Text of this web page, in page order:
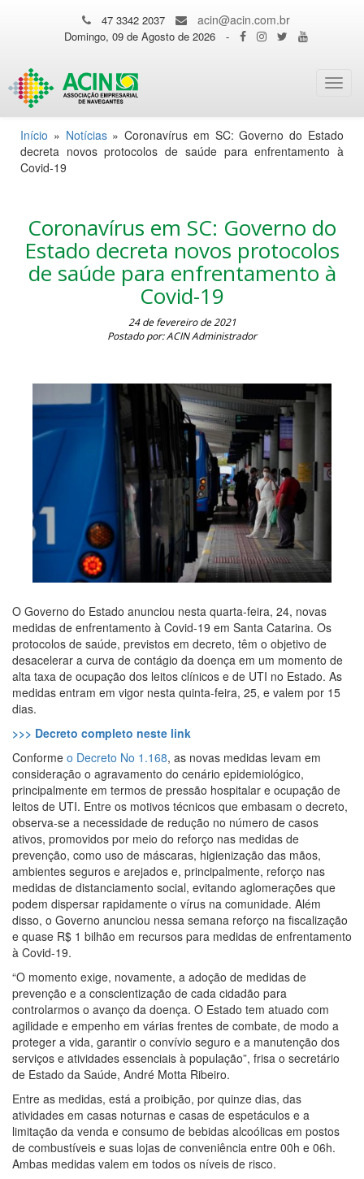
47 3342 2037 acin@acin.com.br
Domingo, 09 de Agosto de 2026 -
Início » Notícias»Coronavírus em SC: Governo do Estado
decreta novos protocolos de saúde para enfrentamento à
Covid-19
Coronavírus em SC: Governo do
Estado decreta novos protocolos
de saúde para enfrentamento à
Covid-19
24 de fevereiro de 2021
Postado por: ACIN Administrador
O Governo do Estado anunciou nesta quarta-feira, 24, novas
medidas de enfrentamento à Covid-19 em Santa Catarina. Os
protocolos de saúde, previstos em decreto, têm o objetivo de
desacelerar a curva de contágio da doença em um momento de
alta taxa de ocupação dos leitos clínicos e de UTI no Estado. As
medidas entram em vigor nesta quinta-feira, 25, e valem por 15
dias.
>>> Decreto completo neste link
Conforme o Decreto No 1.168, as novas medidas levam em
consideração o agravamento do cenário epidemiológico,
principalmente em termos de pressão hospitalar e ocupação de
leitos de UTI. Entre os motivos técnicos que embasam o decreto,
observa-se a necessidade de redução no número de casos
ativos, promovidos por meio do reforço nas medidas de
prevenção, como uso de máscaras, higienização das mãos,
ambientes seguros e arejados e, principalmente, reforço nas
medidas de distanciamento social, evitando aglomerações que
podem dispersar rapidamente o vírus na comunidade. Além
disso, o Governo anunciou nessa semana reforço na fiscalização
e quase R$ 1 bilhão em recursos para medidas de enfrentamento
à Covid-19.
“O momento exige, novamente, a adoção de medidas de
prevenção e a conscientização de cada cidadão para
controlarmos o avanço da doença. O Estado tem atuado com
agilidade e empenho em várias frentes de combate, de modo a
proteger a vida, garantir o convívio seguro e a manutenção dos
serviços e atividades essenciais à população”, frisa o secretário
de Estado da Saúde, André Motta Ribeiro.
Entre as medidas, está a proibição, por quinze dias, das
atividades em casas noturnas e casas de espetáculos e a
limitação da venda e consumo de bebidas alcoólicas em postos
de combustíveis e suas lojas de conveniência entre 00h e 06h.
Ambas medidas valem em todos os níveis de risco.